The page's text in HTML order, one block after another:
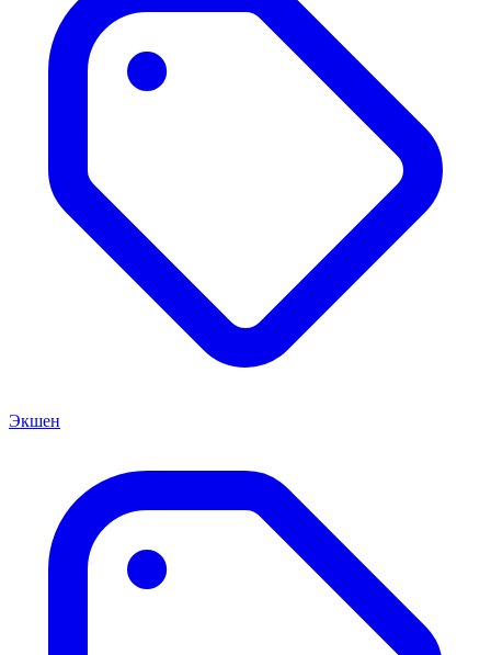
Экшен